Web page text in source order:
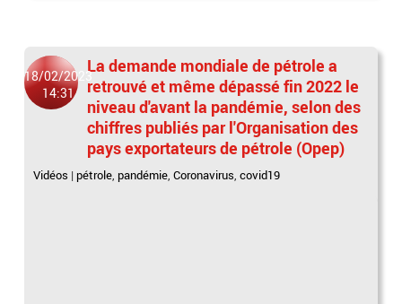
18/02/2023
14:31
La demande mondiale de pétrole a
retrouvé et même dépassé fin 2022 le
niveau d'avant la pandémie, selon des
chiffres publiés par l'Organisation des
pays exportateurs de pétrole (Opep)
Vidéos | pétrole, pandémie,Coronavirus,covid19